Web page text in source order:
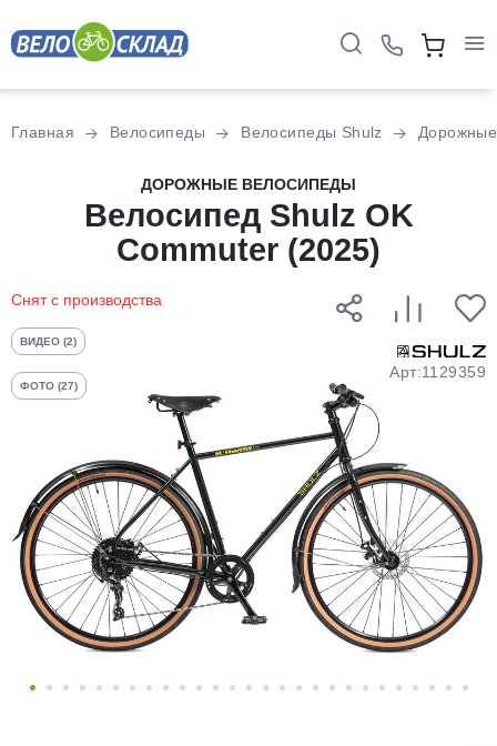
Главная Велосипеды Велосипеды Shulz Дорожные
ДОРОЖНЫЕ ВЕЛОСИПЕДЫ
Велосипед Shulz OK
Commuter (2025)
Снят с производства
ВИДЕО (2)
ФОТО (27)
Арт:1129359
Разбейте
оплатуна части
без переплат
График платежей
Добавляйте товары
в корзину
Оплачивайте сегодня только
% картой любого банка